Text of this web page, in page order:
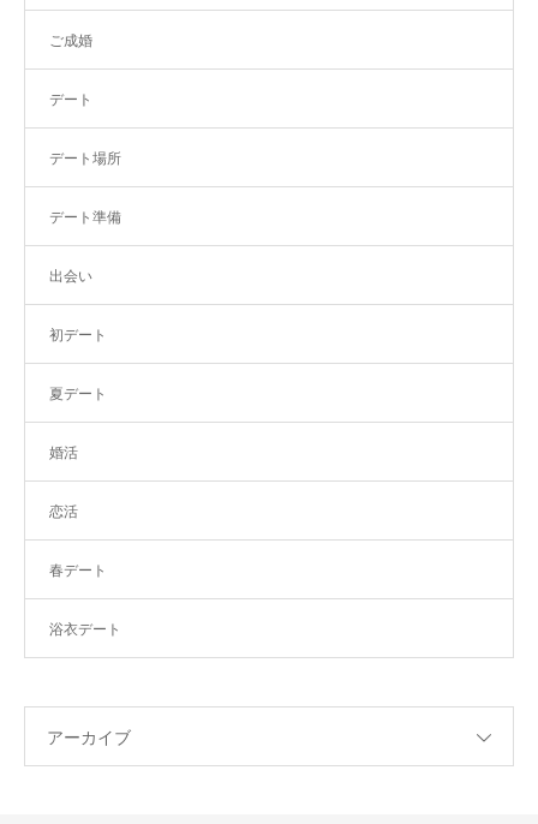
ご成婚
デート
デート場所
デート準備
出会い
初デート
夏デート
婚活
恋活
春デート
浴衣デート
アーカイブ